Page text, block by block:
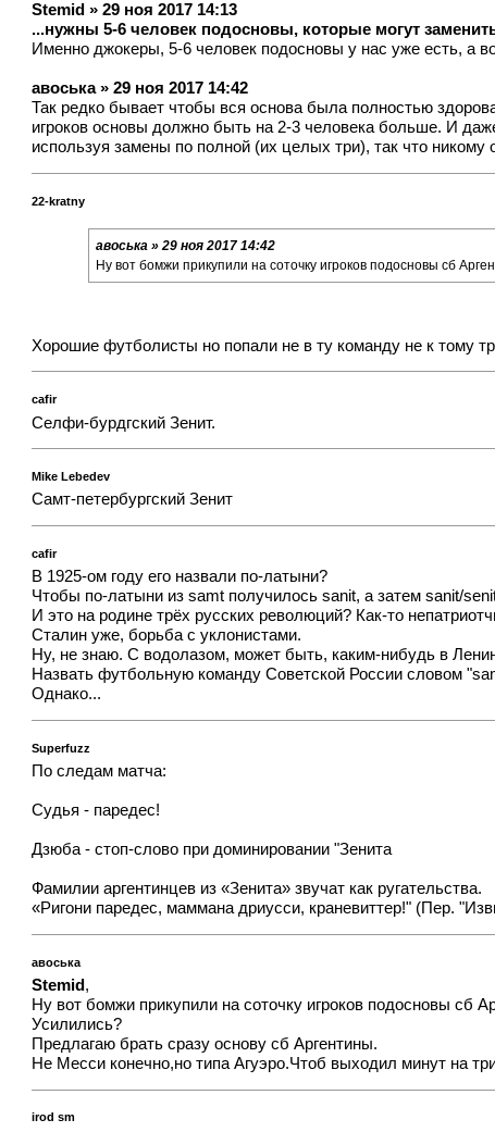
Stemid » 29 ноя 2017 14:13
...нужны 5-6 человек подосновы, которые могут
Именно джокеры, 5-6 человек подосновы у нас уже есть, а
авоська » 29 ноя 2017 14:42
Так редко бывает чтобы вся основа была полностью
игроков основы должно быть на 2-3 человека больше. И
используя замены по полной (их целых три), так что никому
22-kratny
авоська » 29 ноя 2017 14:42
Ну вот бомжи прикупили на соточку игроков подосновы сб
Хорошие футболисты но попали не в ту команду не к тому
cafir
Селфи-бурдгский Зенит.
Mike Lebedev
Самт-петербургский Зенит
cafir
В 1925-ом году его назвали по-латыни?
Чтобы по-латыни из samt получилось sanit, а затем sanit/
И это на родине трёх русских революций? Как-то
Сталин уже, борьба с уклонистами.
Ну, не знаю. С водолазом, может быть, каким-нибудь в
Назвать футбольную команду Советской России словом
Однако...
Superfuzz
По следам матча:
Судья - паредес!
Дзюба - стоп-слово при доминировании "Зенита
Фамилии аргентинцев из «Зенита» звучат как ругательства.
«Ригони паредес, маммана дриусси, краневиттер!" (Пер.
авоська
Stemid ,
Ну вот бомжи прикупили на соточку игроков подосновы сб
Усилились?
Предлагаю брать сразу основу сб Аргентины.
Не Месси конечно,но типа Агуэро.Чтоб выходил минут на
irod sm